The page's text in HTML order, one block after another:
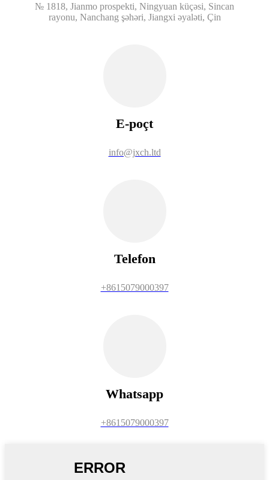
№ 1818, Jianmo prospekti, Ningyuan küçəsi, Sincan
rayonu, Nanchang şəhəri, Jiangxi əyaləti, Çin
E-poçt
info@jxch.ltd
Telefon
+8615079000397
Whatsapp
+8615079000397